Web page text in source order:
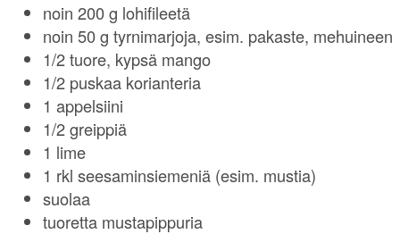
noin 200 g lohifileetä
noin 50 g tyrnimarjoja, esim. pakaste, mehuineen
1/2 tuore, kypsä mango
1/2 puskaa korianteria
1 appelsiini
1/2 greippiä
1 lime
1 rkl seesaminsiemeniä (esim. mustia)
suolaa
tuoretta mustapippuria